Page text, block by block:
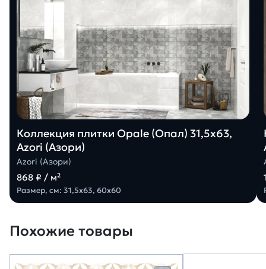
Коллекция плитки Opale (Опал) 31,5х63,
Azori (Азори)
Azori (Азори)
868 ₽ / м²
Размер, см: 31,5х63, 60х60
Похожие товары